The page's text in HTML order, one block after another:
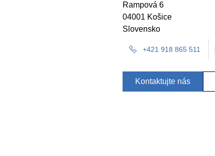
Rampová 6
04001 Košice
Slovensko
+421 918 865 511
Kontaktujte nás